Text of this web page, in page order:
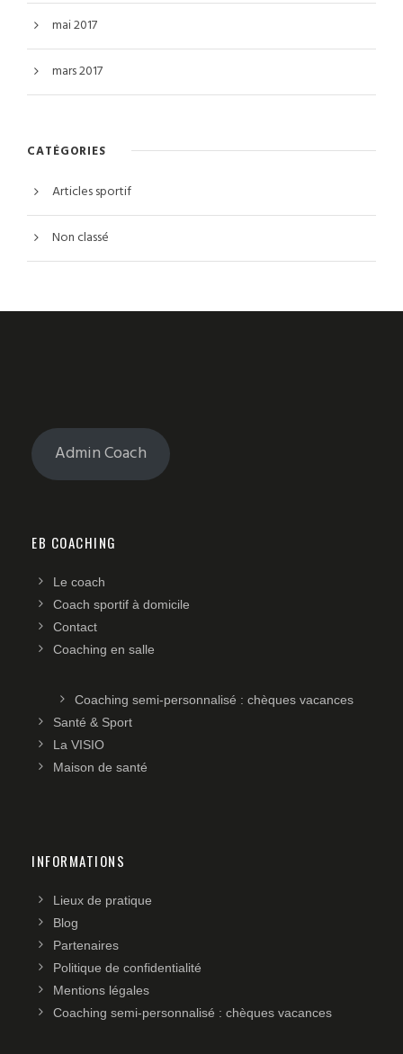
mai 2017
mars 2017
CATÉGORIES
Articles sportif
Non classé
Admin Coach
EB COACHING
Le coach
Coach sportif à domicile
Contact
Coaching en salle
Coaching semi-personnalisé : chèques vacances
Santé & Sport
La VISIO
Maison de santé
INFORMATIONS
Lieux de pratique
Blog
Partenaires
Politique de confidentialité
Mentions légales
Coaching semi-personnalisé : chèques vacances